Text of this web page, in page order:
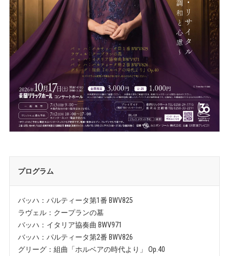
プログラム
バッハ：パルティータ第1番 BWV825
ラヴェル：クープランの墓
バッハ：イタリア協奏曲 BWV971
バッハ：パルティータ第2番 BWV826
グリーグ：組曲「ホルベアの時代より」 Op.40